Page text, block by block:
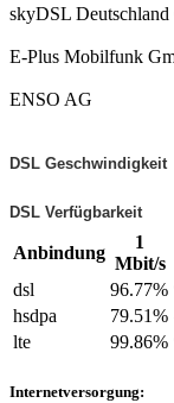
skyDSL
E-Plus Mobilfunk
ENSO AG
DSL Geschwindigkeit
DSL Verfügbarkeit
Anbindung
1
Mbit/s
dsl
96.77%
hsdpa
79.51%
lte
99.86%
Internetversorgung: